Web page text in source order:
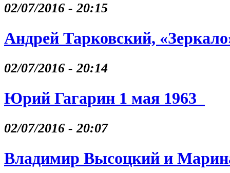
02/07/2016 - 20:15
Андрей Тарковский,
02/07/2016 - 20:14
Юрий Гагарин 1 мая 1963
02/07/2016 - 20:07
Владимир Высоцкий и